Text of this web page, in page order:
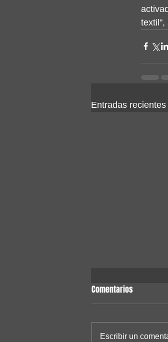
textil",
Entradas recientes
Comentarios
Escribir un